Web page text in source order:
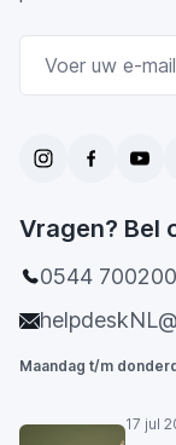
Vragen? Bel
0544 700200
Maandag t/m
17 jul